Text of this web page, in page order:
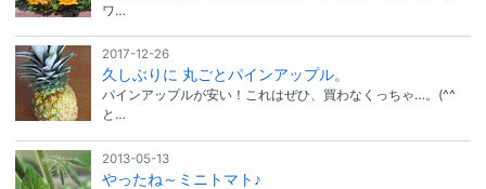
ワ…
2017-12-26
久しぶりに 丸ごとパインアップル。
パインアップルが安い！これはぜひ、買わなくっちゃ…。(^^ゞ
と…
2013-05-13
やったね～ミニトマト♪